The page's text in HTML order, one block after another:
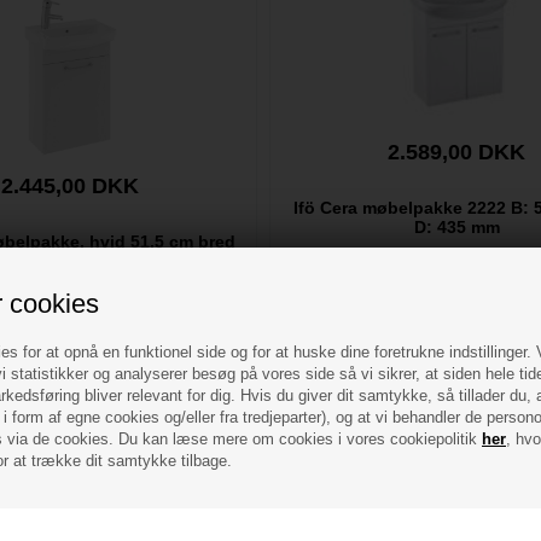
cookies
for at opnå en funktionel side og for at huske dine foretrukne indstillinger.
statistikker og analyserer besøg på vores side så vi sikrer, at siden hele
bliver relevant for dig. Hvis du giver dit samtykke, så tillader
form af egne cookies og/eller fra tredjeparter), og at vi behandler de
via de cookies. Du kan læse mere om cookies i vores cookiepolitik her ,
at trække dit samtykke tilbage.
2.445,00 DKK
hvid 51,5 cm bred
i hvid til det mindre
eller til gæste toilettet.
B: 515 D: 310 skabsdybde: 215
- VVS nr: 780069240
2.589,00 DKK
Ifö Cera møbelpakke 2222 B:
D: 435 mm
Ekskl. armatur.
På lager - VVS nr: